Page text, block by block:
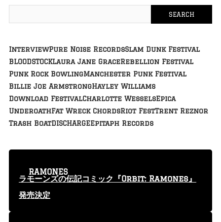
InterviewPure Noise RecordsSlam Dunk Festival
BLOODSTOCKLaura Jane GraceRebellion Festival
Punk Rock BowlingManchester Punk Festival
Billie Joe ArmstrongHayley Williams
Download FestivalCharlotte WesselsEpica
UnderoathFat Wreck ChordsRiot FestTrent Reznor
Trash BoatDISCHARGEEpitaph Records
ラモーンズの伝記コミック『Orbit: Ramones』
発売決定
RAMONES